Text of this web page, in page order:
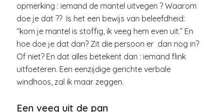
opmerking : iemand de mantel uitvegen ? Waarom
doe je dat ?? Is het een bewijs van beleefdheid:
“kom je mantel is stoffig, ik veeg hem even uit.” En
hoe doe je dat dan? Zit die persoon er dan nog in?
Of niet? En dat alles betekent dan : iemand flink
uitfoeteren. Een eenzijdige gerichte verbale
windhoos, zal ik maar zeggen.
Een veeg uit de pan